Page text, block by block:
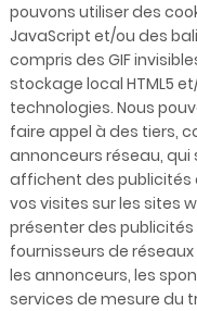
pouvons utiliser des
JavaScript et/ou des
compris des GIF
stockage local HTML5
technologies. Nous
faire appel à des tiers,
annonceurs réseau, qui
affichent des publicités
vos visites sur les sites
présenter des publicités
fournisseurs de
les annonceurs, les
services de mesure du